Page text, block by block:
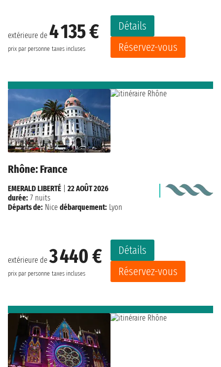
extérieure de 4 135 €
prix par personne taxes incluses
Détails
Réservez-vous
Rhône: France
extérieure de3 440 €
prix par personne taxes incluses
Détails
Réservez-vous
EMERALD LIBERTÉ
22 AOÛT 2026
durée: 7 nuits
Départs de: Nice débarquement: Lyon